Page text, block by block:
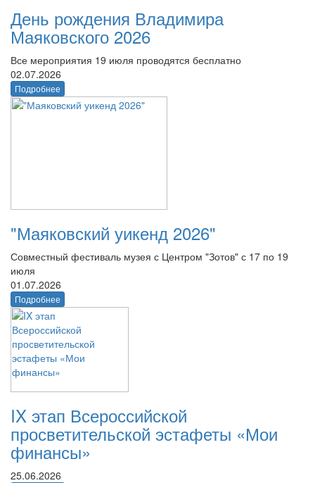
День рождения Владимира
Маяковского 2026
Все мероприятия 19 июля проводятся бесплатно
02.07.2026
Подробнее
"Маяковский уикенд 2026"
Совместный фестиваль музея с Центром "Зотов" с 17 по 19
июля
01.07.2026
Подробнее
IX этап Всероссийской
просветительской эстафеты «Мои
финансы»
25.06.2026